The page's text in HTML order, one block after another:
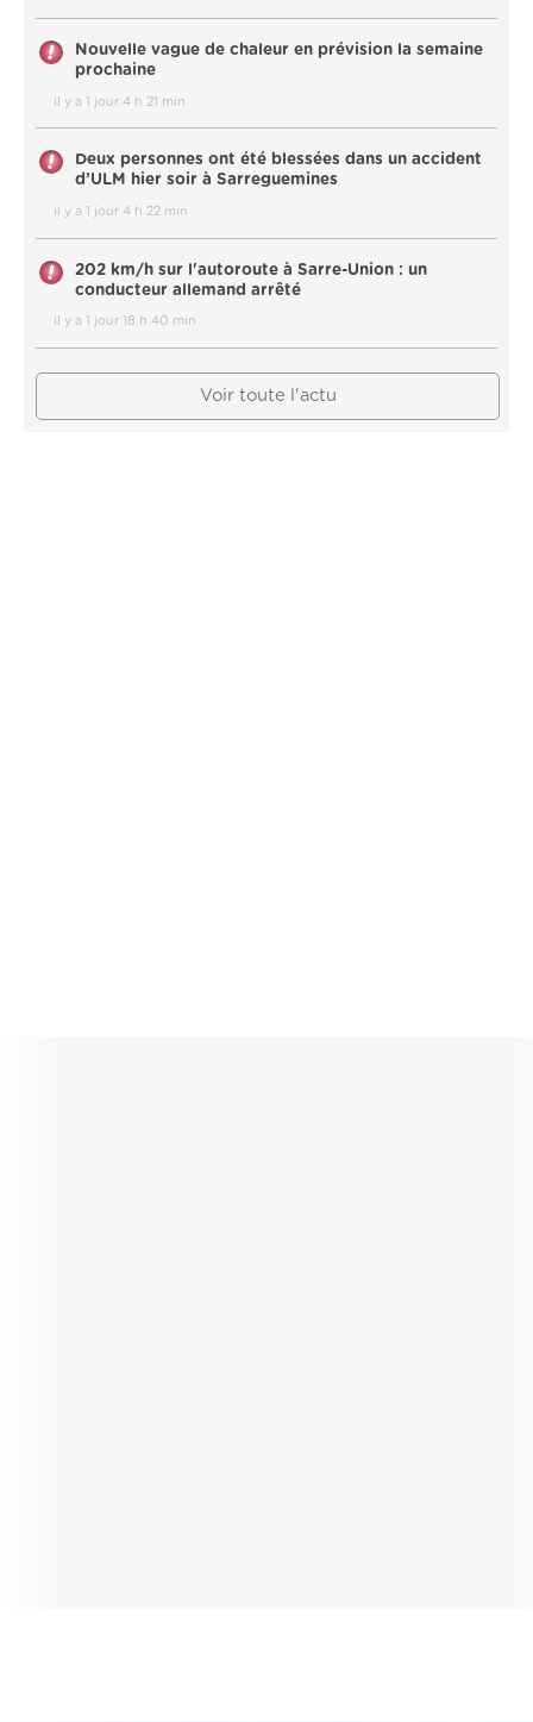
Nouvelle vague de chaleur en prévision la semaine
prochaine
il y a 1 jour 4 h 21 min
Deux personnes ont été blessées dans un accident
d’ULM hier soir à Sarreguemines
il y a 1 jour 4 h 22 min
202 km/h sur l'autoroute à Sarre-Union : un
conducteur allemand arrêté
il y a 1 jour 18 h 40 min
Voir toute l'actu